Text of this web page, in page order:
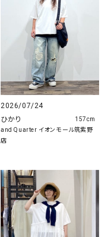
2026/07/24
ひかり
and Quarter イオンモール筑紫野
店
157cm